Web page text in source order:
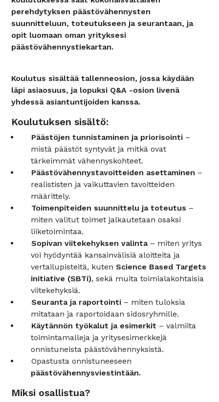
perehdytyksen päästövähennysten
suunnitteluun, toteutukseen ja seurantaan, ja
opit luomaan oman yrityksesi
päästövähennystiekartan.
Koulutus sisältää tallenneosion, jossa käydään
läpi asiaosuus, ja lopuksi Q&A -osion livenä
yhdessä asiantuntijoiden kanssa.
Koulutuksen sisältö:
Päästöjen tunnistaminen ja priorisointi –
mistä päästöt syntyvät ja mitkä ovat
tärkeimmät vähennyskohteet.
Päästövähennystavoitteiden asettaminen –
realististen ja vaikuttavien tavoitteiden
määrittely.
Toimenpiteiden suunnittelu ja toteutus –
miten valitut toimet jalkautetaan osaksi
liiketoimintaa.
Sopivan viitekehyksen valinta– miten yritys
voi hyödyntää kansainvälisiä aloitteita ja
vertailupisteitä, kuten Science Based Targets
initiative (SBTi), sekä muita toimialakohtaisia
viitekehyksiä.
Seuranta ja raportointi – miten tuloksia
mitataan ja raportoidaan sidosryhmille.
Käytännön työkalut ja esimerkit – valmiita
toimintamalleja ja yritysesimerkkejä
onnistuneista päästövähennyksistä.
Opastusta onnistuneeseen
päästövähennysviestintään.
Miksi osallistua?